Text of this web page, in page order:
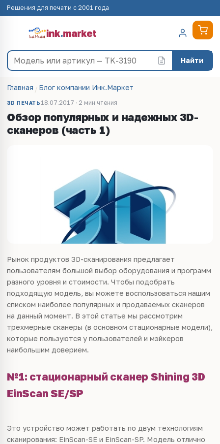
Решения для печати с 2001 года
ink.market
Найти
Главная Блог компании Инк.Маркет
3D ПЕЧАТЬ 18.07.2017 · 2 мин чтения
Обзор популярных и надежных 3D-
сканеров (часть 1)
Рынок продуктов 3D-сканирования предлагает
пользователям большой выбор оборудования и программ
разного уровня и стоимости. Чтобы подобрать
подходящую модель, вы можете воспользоваться нашим
списком наиболее популярных и продаваемых сканеров
на данный момент. В этой статье мы рассмотрим
трехмерные сканеры (в основном стационарные модели),
которые пользуются у пользователей и мэйкеров
наибольшим доверием.
№1: стационарный сканер Shining 3D
EinScan SE/SP
Это устройство может работать по двум технологиям
сканирования: EinScan-SE и EinScan-SP. Модель отлично